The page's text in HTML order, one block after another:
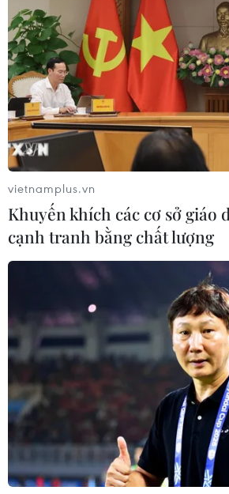
vietnamplus.vn
Khuyến khích các cơ sở giáo
cạnh tranh bằng chất lượng